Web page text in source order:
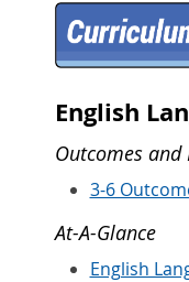
English
Outcomes
3-6
At-A-Glance
English